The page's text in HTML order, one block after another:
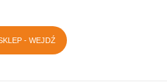
- WEJDŹ